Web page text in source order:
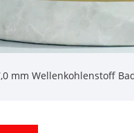
mm Wellenkohlenstoff